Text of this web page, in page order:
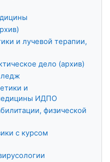
и лучевой терапии,
дело (архив)
и
ИДПО
физической
с курсом